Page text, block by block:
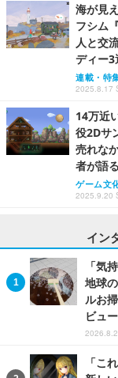
海が見
フシム
人と交
ディー3
連載・特
2025.8.17
14万近
役2Dサ
売れな
者が語る
ゲーム文
2025.9.20
イン
「気
地球
ルお
ビュー
「こ